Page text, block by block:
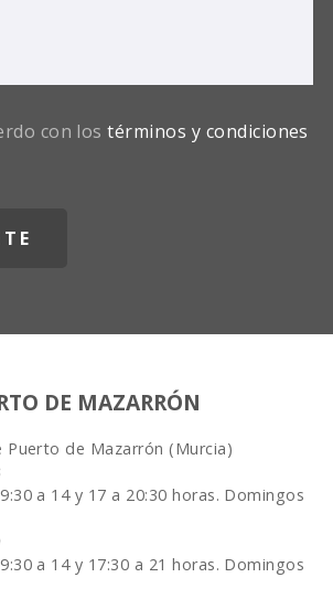
con lostérminos y condiciones
DE MAZARRÓN
Puerto de Mazarrón (Murcia)
a 14 y 17 a 20:30 horas. Domingos
a 14 y 17:30 a 21 horas. Domingos